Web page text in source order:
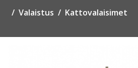
Valaistus Kattovalaisimet